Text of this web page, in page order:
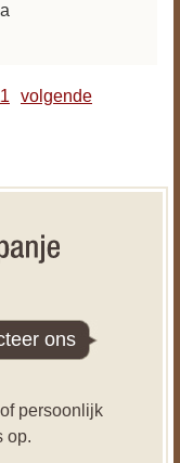
volgende
ons
persoonlijk
op.